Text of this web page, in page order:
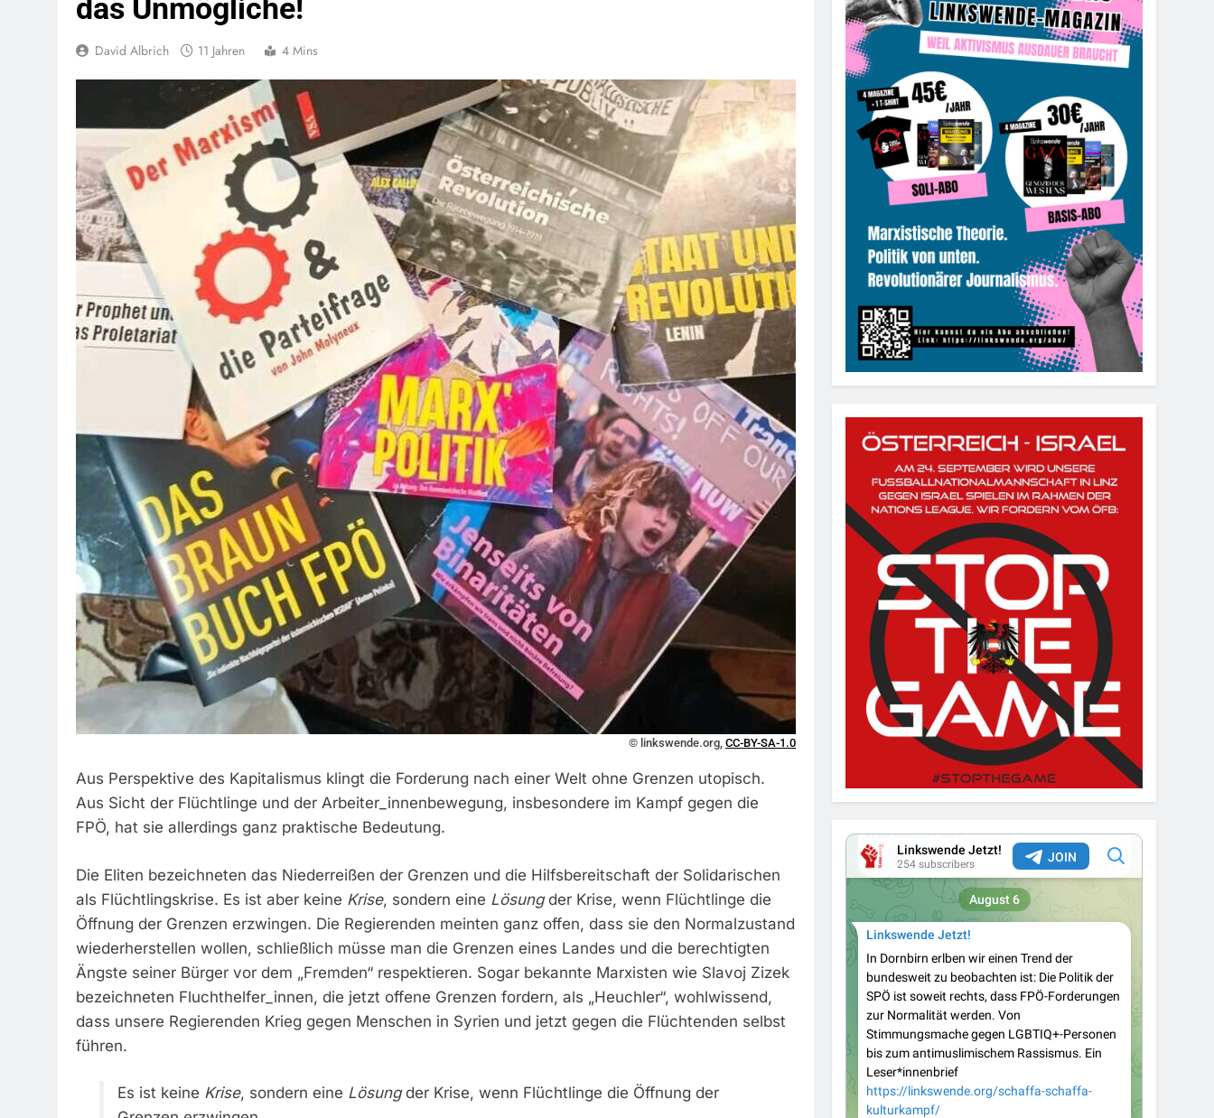
das Unmögliche!
David Albrich 11 Jahren 4 Mins
© linkswende.org,CC-BY-SA-1.0
Aus Perspektive des Kapitalismus klingt die Forderung nach einer Welt ohne Grenzen utopisch.
Aus Sicht der Flüchtlinge und der Arbeiter_innenbewegung, insbesondere im Kampf gegen die
FPÖ, hat sie allerdings ganz praktische Bedeutung.
Die Eliten bezeichneten das Niederreißen der Grenzen und die Hilfsbereitschaft der Solidarischen
als Flüchtlingskrise. Es ist aber keine Krise, sondern eine Lösungder Krise, wenn Flüchtlinge die
Öffnung der Grenzen erzwingen. Die Regierenden meinten ganz offen, dass sie den Normalzustand
wiederherstellen wollen, schließlich müsse man die Grenzen eines Landes und die berechtigten
Ängste seiner Bürger vor dem „Fremden“ respektieren. Sogar bekannte Marxisten wie Slavoj Zizek
bezeichneten Fluchthelfer_innen, die jetzt offene Grenzen fordern, als „Heuchler“, wohlwissend,
dass unsere Regierenden Krieg gegen Menschen in Syrien und jetzt gegen die Flüchtenden selbst
führen.
Es ist keine Krise, sondern eine Lösungder Krise, wenn Flüchtlinge die Öffnung der